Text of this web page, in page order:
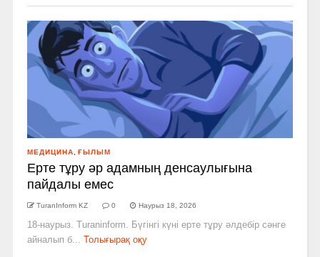
МЕДИЦИНА ҒЫЛЫМ
Ерте тұру әр адамның денсаулығына
пайдалы емес
TuranInform KZ 0 Наурыз 18, 2026
18-наурыз. Turaninform. Бүгінгі күні ерте тұру әлдебір сәнге
айналып б...
Толығырақ оқу